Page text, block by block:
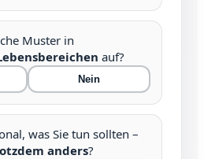
Muster in
auf?
Nein
was Sie tun sollten –
anders?